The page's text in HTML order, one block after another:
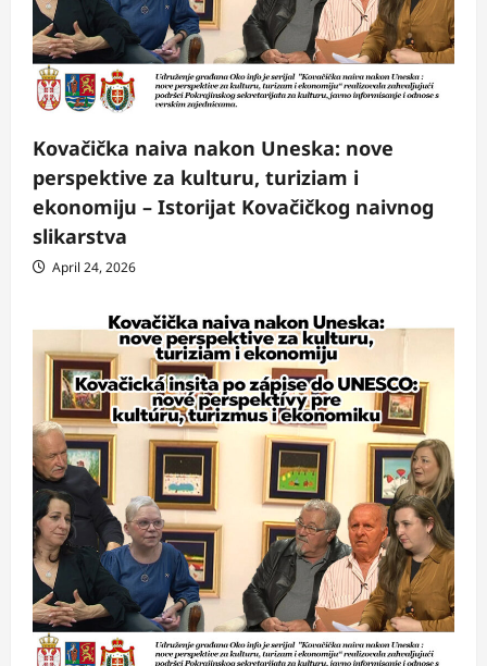
Kovačička naiva nakon Uneska: nove
perspektive za kulturu, turiziam i
ekonomiju – Istorijat Kovačičkog naivnog
slikarstva
April 24, 2026